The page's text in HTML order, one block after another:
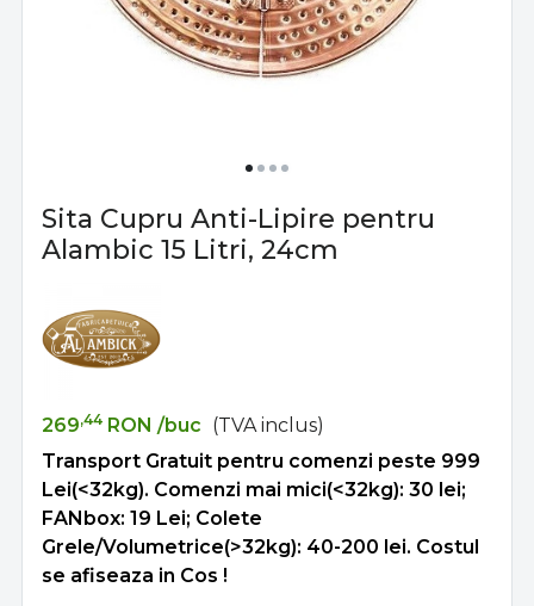
Sita Cupru Anti-Lipire pentru
Alambic 15 Litri, 24cm
269,44 RON /buc (TVA inclus)
Transport Gratuit pentru comenzi peste 999
Lei(<32kg). Comenzi mai mici(<32kg): 30 lei;
FANbox: 19 Lei; Colete
Grele/Volumetrice(>32kg): 40-200 lei. Costul
se afiseaza in Cos !